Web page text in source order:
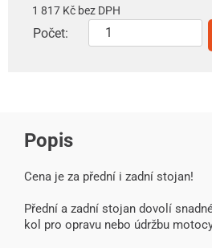
1 817 Kč bez DPH
Počet:
Popis
Cena je za přední i zadní stojan!
Přední a zadní stojan dovolí
kol pro opravu nebo údržbu